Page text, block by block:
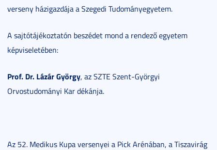
verseny házigazdája a Szegedi Tudományegyetem.
A sajtótájékoztatón beszédet mond a rendező egyetem
képviseletében:
Prof. Dr. Lázár György, az SZTE Szent-Györgyi
Orvostudományi Kar dékánja.
Az 52. Medikus Kupa versenyei a Pick Arénában, a Tiszavirág